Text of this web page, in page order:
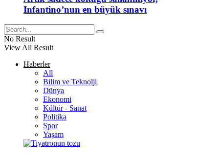
Infantino’nun en büyük sınavı
No Result
View All Result
Haberler
All
Bilim ve Teknolji
Dünya
Ekonomi
Kültür - Sanat
Politika
Spor
Yaşam